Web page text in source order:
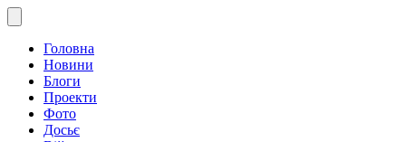
Головна
Новини
Блоги
Проекти
Фото
Досьє